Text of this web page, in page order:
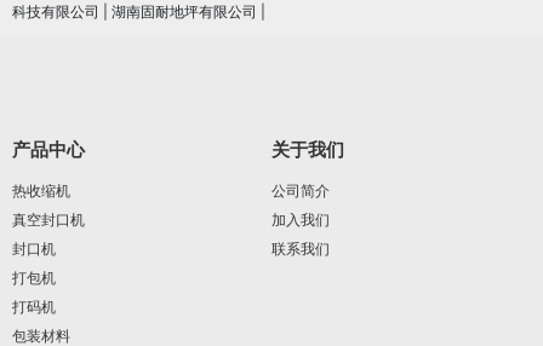
科技有限公司
湖南固耐地坪有限公司
产品中心
热收缩机
真空封口机
封口机
打包机
打码机
包装材料
关于我们
公司简介
加入我们
联系我们